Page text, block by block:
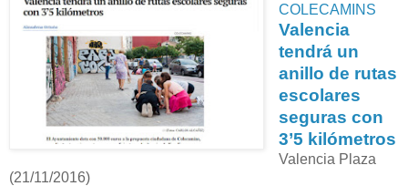
COLECAMINS
Valencia
tendrá un
anillo de rutas
escolares
seguras con
3’5 kilómetros
Valencia Plaza
(21/11/2016)